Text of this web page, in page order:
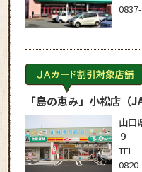
「島の恵み」小松店（
山口
９
TEL